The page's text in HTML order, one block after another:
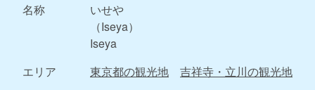
名称
いせや
（Iseya）
Iseya
エリア
東京都の観光地
吉祥寺・立川の観光地